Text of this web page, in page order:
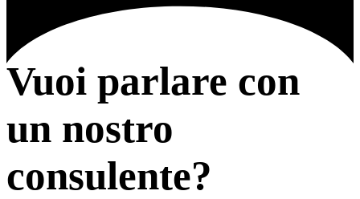
Vuoi parlare con
un nostro
consulente?